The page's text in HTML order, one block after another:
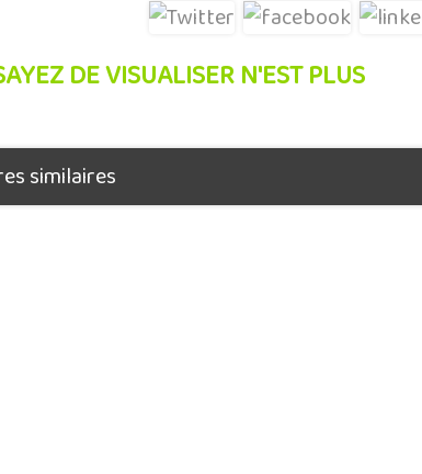
DE VISUALISER N'EST PLUS
similaires